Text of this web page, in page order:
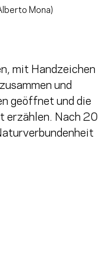
Mona)
mit Handzeichen
und
geöffnet und die
erzählen. Nach 20